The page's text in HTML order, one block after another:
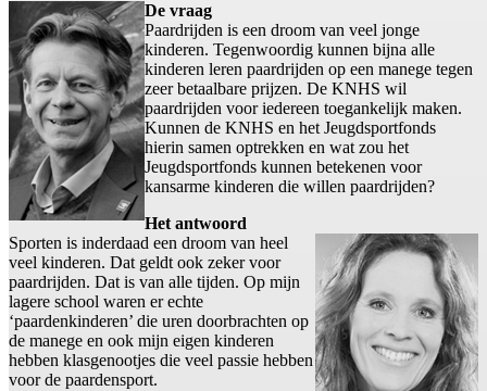
De vraag
Paardrijden is een droom van veel jonge
kinderen. Tegenwoordig kunnen bijna alle
kinderen leren paardrijden op een manege tegen
zeer betaalbare prijzen. De KNHS wil
paardrijden voor iedereen toegankelijk maken.
Kunnen de KNHS en het Jeugdsportfonds
hierin samen optrekken en wat zou het
Jeugdsportfonds kunnen betekenen voor
kansarme kinderen die willen paardrijden?
Het antwoord
Sporten is inderdaad een droom van heel
veel kinderen. Dat geldt ook zeker voor
paardrijden. Dat is van alle tijden. Op mijn
lagere school waren er echte
‘paardenkinderen’ die uren doorbrachten op
de manege en ook mijn eigen kinderen
hebben klasgenootjes die veel passie hebben
voor de paardensport.